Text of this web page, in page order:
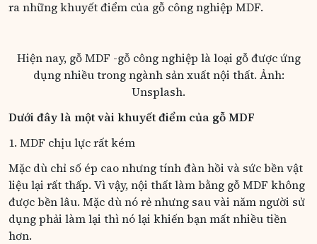
ra những khuyết điểm của gỗ công nghiệp MDF.
Hiện nay, gỗ MDF -gỗ công nghiệp là loại gỗ được ứng
dụng nhiều trong ngành sản xuất nội thất. Ảnh:
Unsplash.
Dưới đây là một vài khuyết điểm của gỗ MDF
1. MDF chịu lực rất kém
Mặc dù chỉ số ép cao nhưng tính đàn hồi và sức bền vật
liệu lại rất thấp. Vì vậy, nội thất làm bằng gỗ MDF không
được bền lâu. Mặc dù nó rẻ nhưng sau vài năm người sử
dụng phải làm lại thì nó lại khiến bạn mất nhiều tiền
hơn.